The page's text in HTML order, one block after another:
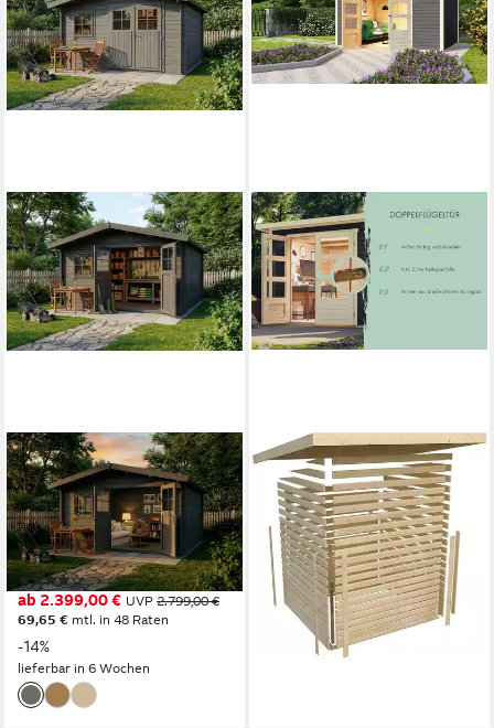
ALPHOLZ
Gartenhaus Holz Valeria, BxT:
438x427 cm, in Imprägniert
(Grau) Inkl. Fußboden mit
28mm Wandstärke
(9)
ab 2.399,00 € UVP 2.799,00 €
69,65 € mtl. in 48 Raten
-14%
lieferbar in 6 Wochen
KONIFERA
Gartenhaus "Sandstedt 5"
terragrau, BxT: 330x282 cm,
aus hochwertiger nordischer
Fichte
1.469,49 €
42,66 € mtl. in 48 Raten
lieferbar in 3 Wochen